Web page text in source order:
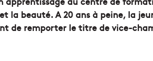
la beauté. A 20 ans à peine, la
de remporter le titre de vice-